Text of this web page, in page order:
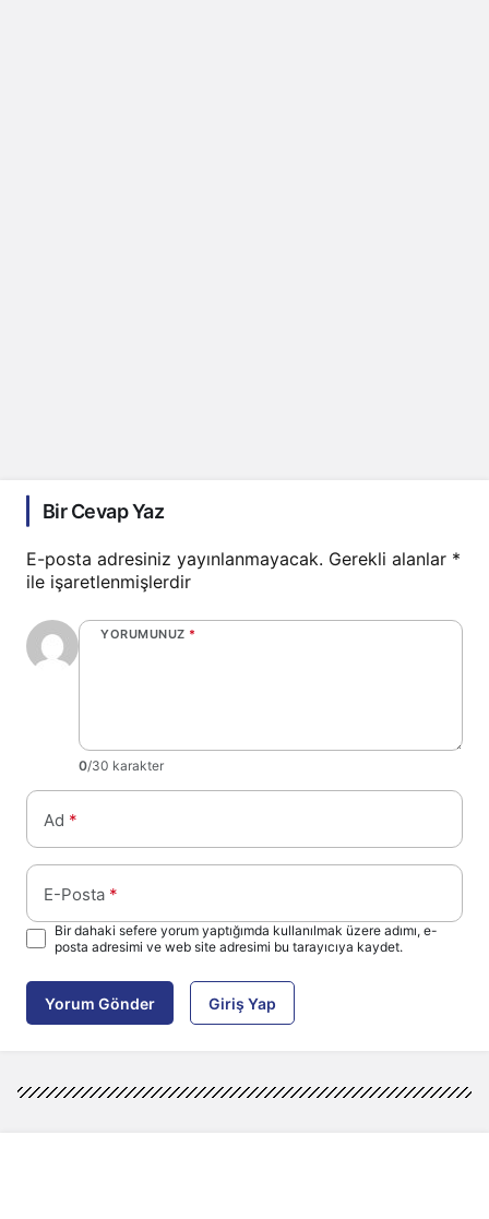
Bir Cevap Yaz
E-posta adresiniz yayınlanmayacak. Gerekli alanlar *
ile işaretlenmişlerdir
YORUMUNUZ *
0/30 karakter
Ad *
E-Posta *
Bir dahaki sefere yorum yaptığımda kullanılmak üzere adımı, e-
posta adresimi ve web site adresimi bu tarayıcıya kaydet.
Yorum Gönder Giriş Yap